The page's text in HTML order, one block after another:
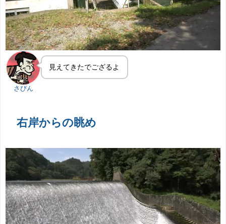
さびん
見えてきたでござるよ
右岸からの眺め